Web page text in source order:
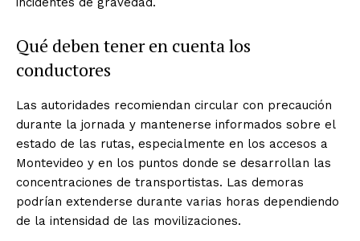
Qué deben tener en cuenta los
conductores
Las autoridades recomiendan circular con precaución
durante la jornada y mantenerse informados sobre el
estado de las rutas, especialmente en los accesos a
Montevideo y en los puntos donde se desarrollan las
concentraciones de transportistas. Las demoras
podrían extenderse durante varias horas dependiendo
de la intensidad de las movilizaciones.